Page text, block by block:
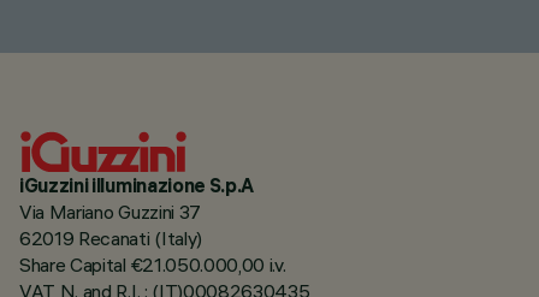
iGuzzini illuminazione S.p.A
Via Mariano Guzzini 37
62019 Recanati (Italy)
Share Capital €21.050.000,00 i.v.
VAT N. and R.I. : (IT)00082630435